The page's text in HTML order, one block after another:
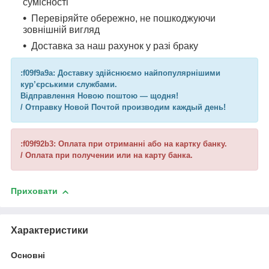
сумісності
Перевіряйте обережно, не пошкоджуючи
зовнішній вигляд
Доставка за наш рахунок у разі браку
:f09f9a9a: Доставку здійснюємо найпопулярнішими
кур’єрськими службами.
Відправлення Новою поштою — щодня!
/ Отправку Новой Почтой производим каждый день!
:f09f92b3: Оплата при отриманні або на картку банку.
/ Оплата при получении или на карту банка.
Приховати
Характеристики
Основні